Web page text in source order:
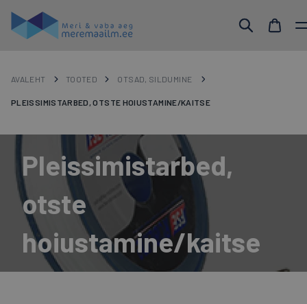
AVALEHT TOOTED OTSAD, SILDUMINE
PLEISSIMISTARBED, OTSTE HOIUSTAMINE/KAITSE
Pleissimistarbed,
otste
hoiustamine/kaitse